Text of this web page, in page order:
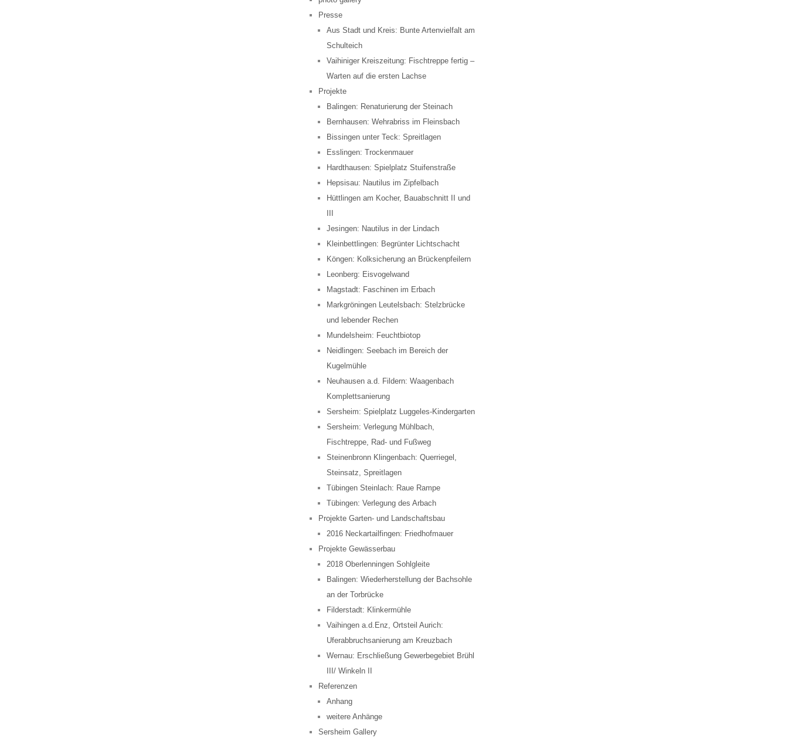
Presse
Aus Stadt und Kreis: Bunte Artenvielfalt am
Schulteich
Vaihiniger Kreiszeitung: Fischtreppe fertig –
Warten auf die ersten Lachse
Projekte
Balingen: Renaturierung der Steinach
Bernhausen: Wehrabriss im Fleinsbach
Bissingen unter Teck: Spreitlagen
Esslingen: Trockenmauer
Hardthausen: Spielplatz Stuifenstraße
Hepsisau: Nautilus im Zipfelbach
Hüttlingen am Kocher, Bauabschnitt II und
Jesingen: Nautilus in der Lindach
Kleinbettlingen: Begrünter Lichtschacht
Köngen: Kolksicherung an Brückenpfeilern
Leonberg: Eisvogelwand
Magstadt: Faschinen im Erbach
Markgröningen Leutelsbach: Stelzbrücke
und lebender Rechen
Mundelsheim: Feuchtbiotop
Neidlingen: Seebach im Bereich der
Kugelmühle
Neuhausen a.d. Fildern: Waagenbach
Komplettsanierung
Sersheim: Spielplatz Luggeles-Kindergarten
Sersheim: Verlegung Mühlbach,
Fischtreppe, Rad- und Fußweg
Steinenbronn Klingenbach: Querriegel,
Steinsatz, Spreitlagen
Tübingen Steinlach: Raue Rampe
Tübingen: Verlegung des Arbach
Projekte Garten- und Landschaftsbau
2016 Neckartailfingen: Friedhofmauer
Projekte Gewässerbau
2018 Oberlenningen Sohlgleite
Balingen: Wiederherstellung der Bachsohle
an der Torbrücke
Filderstadt: Klinkermühle
Vaihingen a.d.Enz, Ortsteil Aurich:
Uferabbruchsanierung am Kreuzbach
Wernau: Erschließung Gewerbegebiet Brühl
III/ Winkeln II
Referenzen
Anhang
weitere Anhänge
Sersheim Gallery